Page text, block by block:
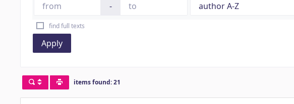
-
find full texts
Apply
items found: 21